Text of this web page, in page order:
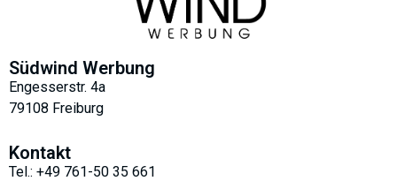
Südwind Werbung
Engesserstr. 4a
79108 Freiburg
Kontakt
Tel.: +49 761-50 35 661